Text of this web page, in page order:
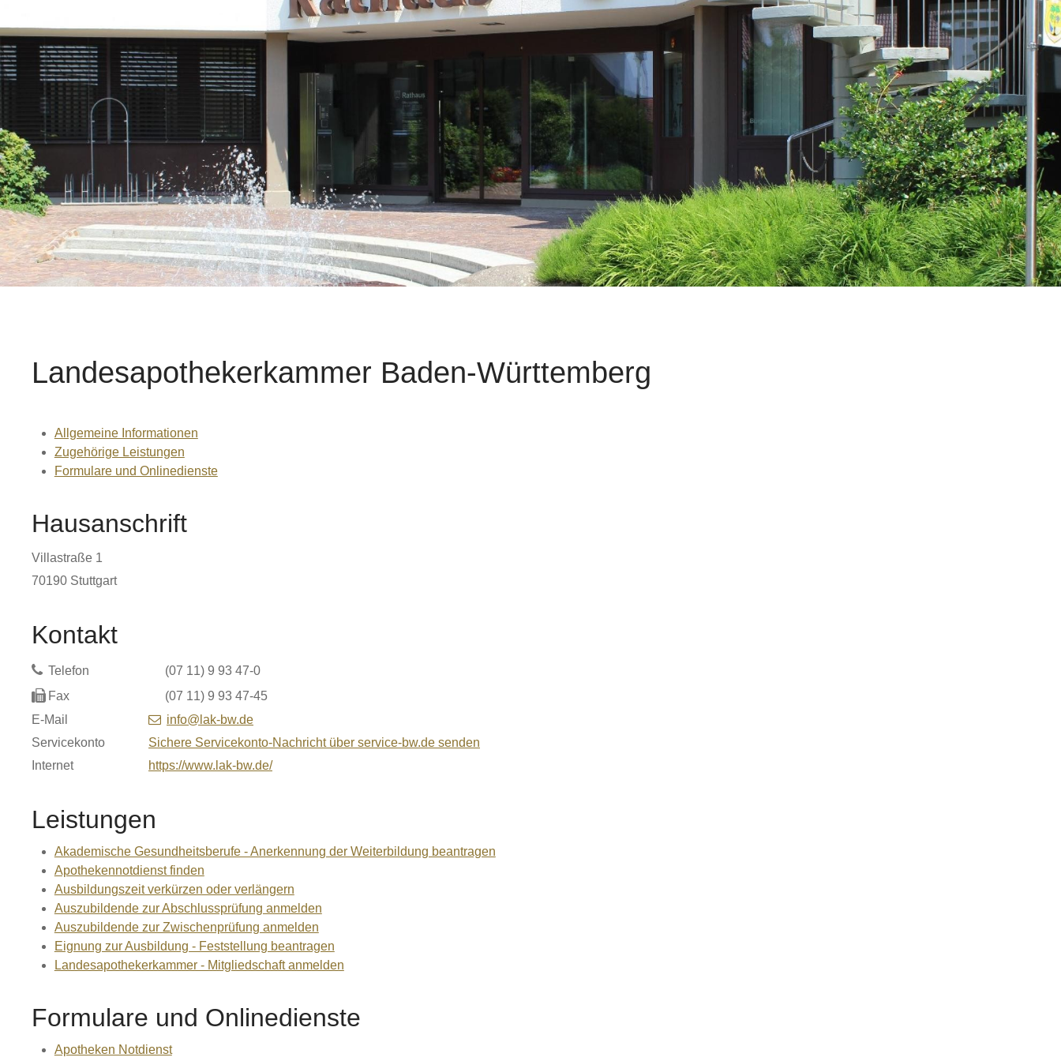
Landesapothekerkammer Baden-Württemberg
Allgemeine Informationen
Zugehörige Leistungen
Formulare und Onlinedienste
Hausanschrift
Villastraße 1
70190 Stuttgart
Kontakt
Telefon (07 11) 9 93 47-0
Fax
(07 11) 9 93 47-45
E-Mail
info@lak-bw.de
Servicekonto
Sichere Servicekonto-Nachricht über service-bw.de senden
Internet
https://www.lak-bw.de/
Leistungen
Akademische Gesundheitsberufe - Anerkennung der Weiterbildung beantragen
Apothekennotdienst finden
Ausbildungszeit verkürzen oder verlängern
Auszubildende zur Abschlussprüfung anmelden
Auszubildende zur Zwischenprüfung anmelden
Eignung zur Ausbildung - Feststellung beantragen
Landesapothekerkammer - Mitgliedschaft anmelden
Formulare und Onlinedienste
Apotheken Notdienst